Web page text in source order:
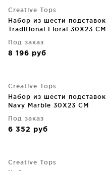
Creative Tops
Набор из шести подставок
Traditional Floral 30X23 CM
Под заказ
8 196 руб
Creative Tops
Набор из шести подставок
Navy Marble 30X23 CM
Под заказ
6 352 руб
Creative Tops